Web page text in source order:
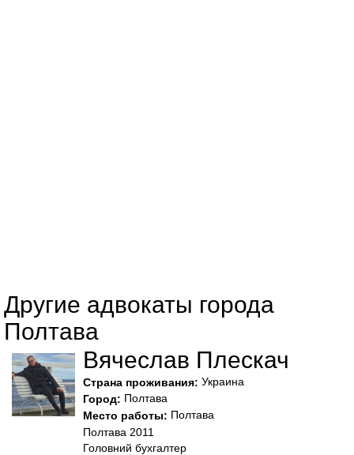
Другие адвокаты города
Полтава
Вячеслав Плескач
Страна проживания: Украина
Город: Полтава
Место работы: Полтава
Полтава 2011
Головний бухгалтер